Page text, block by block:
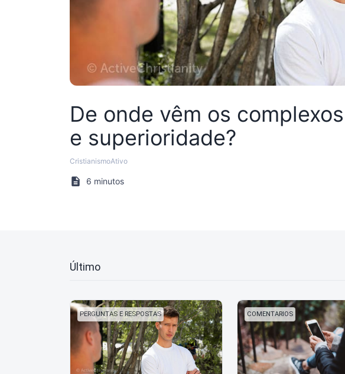
De onde vêm os
e superioridade?
CristianismoAtivo
6 minutos
Último
PERGUNTAS E RESPOSTAS COMENTARIOS